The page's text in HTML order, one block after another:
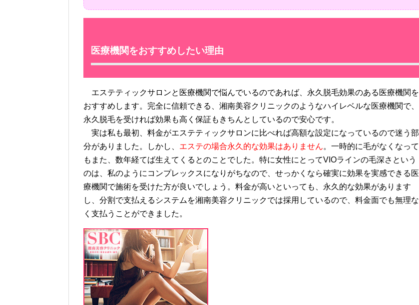
医療機関をおすすめしたい理由
エステティックサロンと医療機関で悩んでいるのであれば、永久脱毛効果のある医療機関を
おすすめします。完全に信頼できる、湘南美容クリニックのようなハイレベルな医療機関で、
永久脱毛を受ければ効果も高く保証もきちんとしているので安心です。
実は私も最初、料金がエステティックサロンに比べれば高額な設定になっているので迷う部
分がありました。しかし、 エステの場合永久的な効果はありません。一時的に毛がなくなって
もまた、数年経てば生えてくるとのことでした。特に女性にとってVIOラインの毛深さという
のは、私のようにコンプレックスになりがちなので、せっかくなら確実に効果を実感できる医
療機関で施術を受けた方が良いでしょう。料金が高いといっても、永久的な効果があります
し、分割で支払えるシステムを湘南美容クリニックでは採用しているので、料金面でも無理な
く支払うことができました。